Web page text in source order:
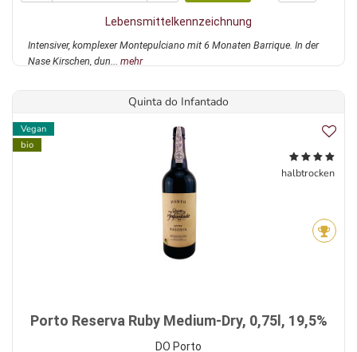
Lebensmittelkennzeichnung
Intensiver, komplexer Montepulciano mit 6 Monaten Barrique. In der
Nase Kirschen, dun... mehr
Quinta do Infantado
Vegan
bio
halbtrocken
Porto Reserva Ruby Medium-Dry, 0,75l, 19,5%
DO Porto